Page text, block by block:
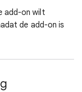
add-on wilt
de add-on is